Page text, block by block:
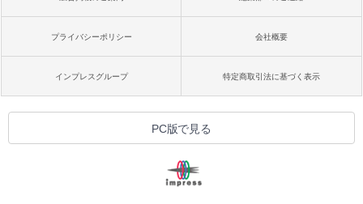
プライバシーポリシー 会社概要
インプレスグループ 特定商取引法に基づく表示
PC版で見る